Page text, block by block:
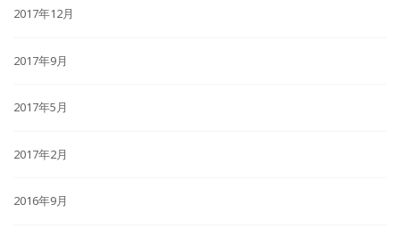
2017年12月
2017年9月
2017年5月
2017年2月
2016年9月